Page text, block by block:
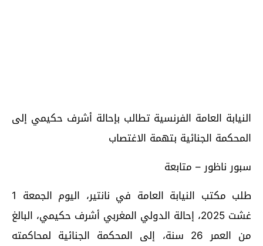
النيابة العامة الفرنسية تطالب بإحالة أشرف حكيمي إلى
المحكمة الجنائية بتهمة الاغتصاب
سبور ناظور – متابعة
طلب مكتب النيابة العامة في نانتير، اليوم الجمعة 1
غشت 2025، إحالة الدولي المغربي أشرف حكيمي، البالغ
من العمر 26 سنة، إلى المحكمة الجنائية لمحاكمته